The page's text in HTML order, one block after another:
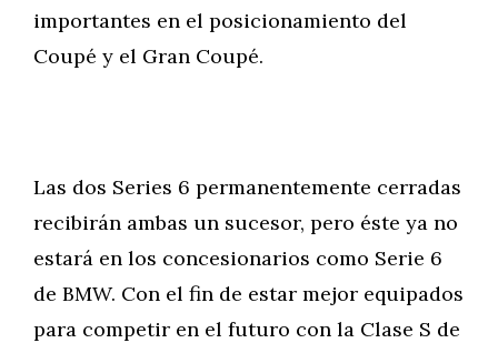
importantes en el posicionamiento del
Coupé y el Gran Coupé.
Las dos Series 6 permanentemente cerradas
recibirán ambas un sucesor, pero éste ya no
estará en los concesionarios como Serie 6
de BMW. Con el fin de estar mejor equipados
para competir en el futuro con la Clase S de